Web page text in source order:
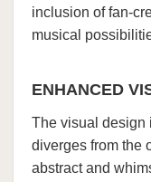
inclusion of fan-
musical
ENHANCED
The visual design
diverges from the
abstract and